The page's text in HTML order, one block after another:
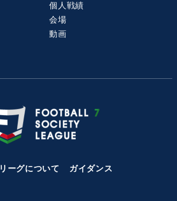
個人戦績
会場
動画
リーグについて
ガイダンス